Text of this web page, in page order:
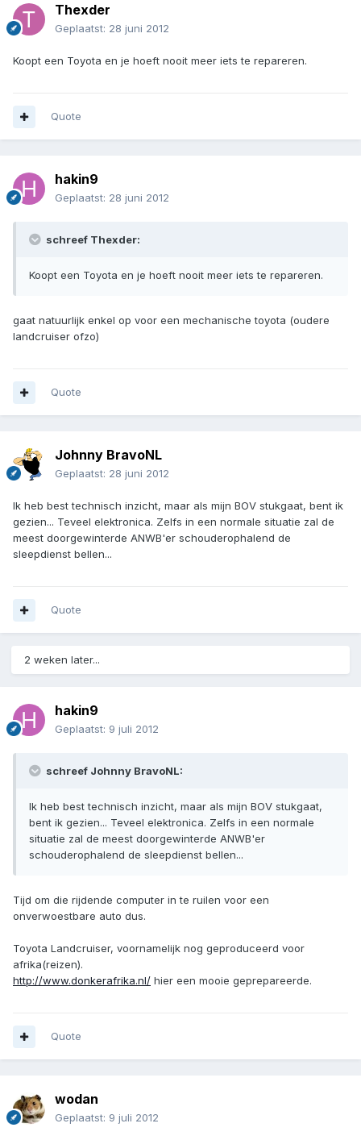
Thexder
Geplaatst: 28 juni 2012
Koopt een Toyota en je hoeft nooit meer iets te repareren.
Quote
hakin9
Geplaatst: 28 juni 2012
schreef Thexder:
Koopt een Toyota en je hoeft nooit meer iets te repareren.
gaat natuurlijk enkel op voor een mechanische toyota (oudere
landcruiser ofzo)
Quote
Johnny BravoNL
Geplaatst: 28 juni 2012
Ik heb best technisch inzicht, maar als mijn BOV stukgaat, bent ik
gezien... Teveel elektronica. Zelfs in een normale situatie zal de
meest doorgewinterde ANWB'er schouderophalend de
sleepdienst bellen...
Quote
2 weken later...
hakin9
Geplaatst: 9 juli 2012
schreef Johnny BravoNL:
Ik heb best technisch inzicht, maar als mijn BOV stukgaat,
bent ik gezien... Teveel elektronica. Zelfs in een normale
situatie zal de meest doorgewinterde ANWB'er
schouderophalend de sleepdienst bellen...
Tijd om die rijdende computer in te ruilen voor een
onverwoestbare auto dus.
Toyota Landcruiser, voornamelijk nog geproduceerd voor
afrika(reizen).
http://www.donkerafrika.nl/ hier een mooie geprepareerde.
Quote
wodan
Geplaatst: 9 juli 2012